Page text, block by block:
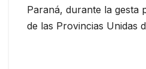
Paraná, durante la gesta
de las Provincias Unidas